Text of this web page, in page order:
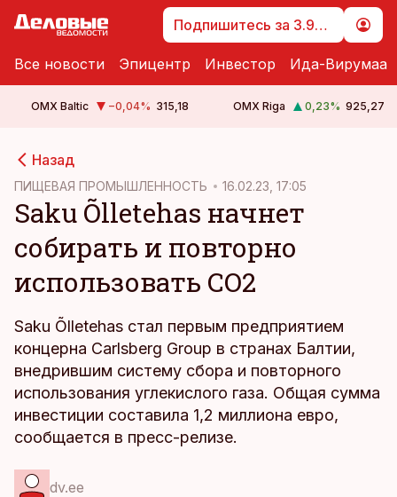
Подпишитесь за 3.99 €
Все новости Эпицентр Инвестор Ида-Вирумаа
OMX Baltic −0,04% 315,18 OMX Riga 0,23% 925,27
Назад
ПИЩЕВАЯ ПРОМЫШЛЕННОСТЬ 16.02.23, 17:05
Saku Õlletehas начнет
собирать и повторно
использовать СO2
Saku Õlletehas стал первым предприятием
концерна Carlsberg Group в странах Балтии,
внедрившим систему сбора и повторного
использования углекислого газа. Общая сумма
инвестиции составила 1,2 миллиона евро,
сообщается в пресс-релизе.
dv.ee